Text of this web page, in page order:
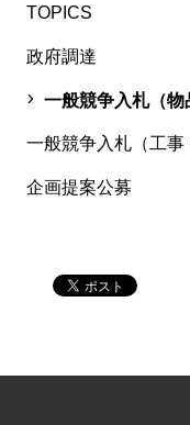
TOPICS
政府調達
一般競争入札（物
一般競争入札（工事
企画提案公募